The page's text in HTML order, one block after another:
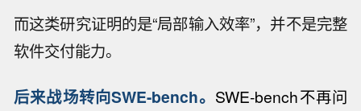
而这类研究证明的是“局部输入效率”，并不是完整
软件交付能力。
后来战场转向SWE-bench。 SWE-bench不再问